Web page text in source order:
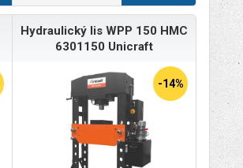
Hydraulický lis WPP 150 HMC
6301150 Unicraft
-14%